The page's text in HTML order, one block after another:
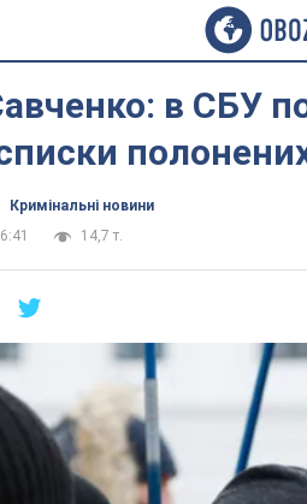
в СБУ
Кримінальні новини
14,7 т.